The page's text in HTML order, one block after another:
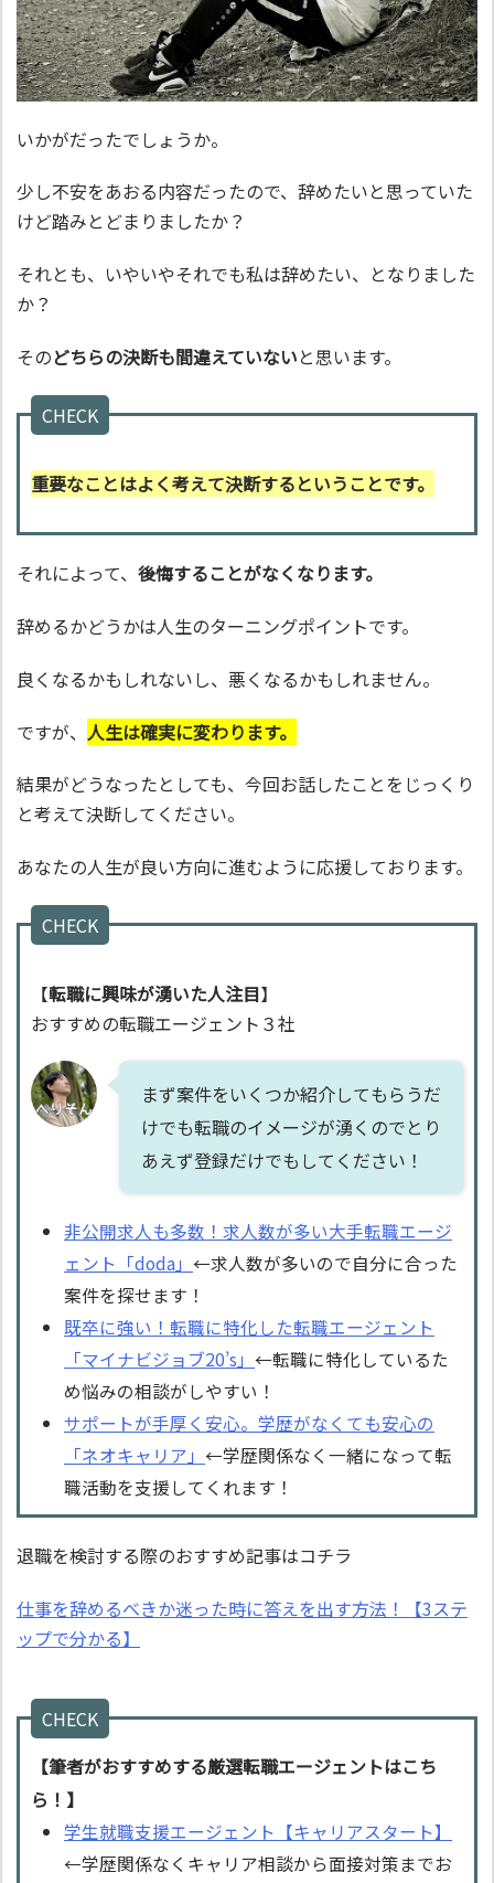
いかがだったでしょうか。
少し不安をあおる内容だったので、辞めたいと思っていた
けど踏みとどまりましたか？
それとも、いやいやそれでも私は辞めたい、となりました
か？
そのどちらの決断も間違えていないと思います。
CHECK
重要なことはよく考えて決断するということです。
それによって、 後悔することがなくなります。
辞めるかどうかは人生のターニングポイントです。
良くなるかもしれないし、悪くなるかもしれません。
ですが、 人生は確実に変わります。
結果がどうなったとしても、今回お話したことをじっくり
と考えて決断してください。
あなたの人生が良い方向に進むように応援しております。
CHECK
【転職に興味が湧いた人注目】
おすすめの転職エージェント３社
まず案件をいくつか紹介してもらうだ
けでも転職のイメージが湧くのでとり
あえず登録だけでもしてください！
非公開求人も多数！求人数が多い大手転職エージ
ェント「doda」 ←求人数が多いので自分に合った
案件を探せます！
既卒に強い！転職に特化した転職エージェント
「マイナビジョブ20’s」 ←転職に特化しているた
め悩みの相談がしやすい！
サポートが手厚く安心。学歴がなくても安心の
「ネオキャリア」 ←学歴関係なく一緒になって転
職活動を支援してくれます！
退職を検討する際のおすすめ記事はコチラ
仕事を辞めるべきか迷った時に答えを出す方法！【3ステ
ップで分かる】
CHECK
【筆者がおすすめする厳選転職エージェントはこち
ら！】
学生就職支援エージェント【キャリアスタート】
←学歴関係なくキャリア相談から面接対策までお